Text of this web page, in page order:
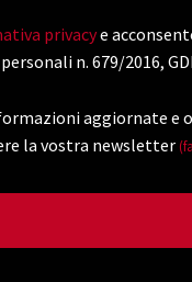
privacye
n. 679/2016,
aggiornate e
la vostra newsletter